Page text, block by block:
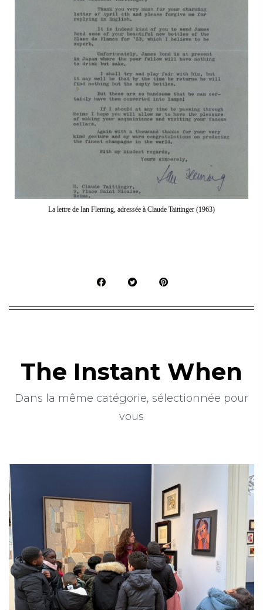
La lettre de Ian Fleming, adressée à Claude Taittinger (1963)
The Instant When
Dans la même catégorie, sélectionnée pour
vous